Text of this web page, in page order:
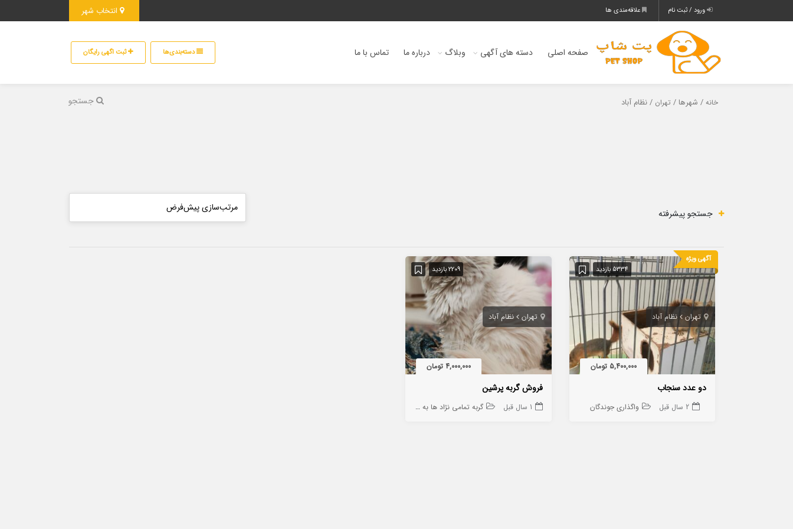
ورود / ثبت نام علاقه‌مندی ها
صفحه اصلی دسته های آگهی وبلاگ درباره ما تماس با ما دسته‌بندی‌ها ثبت اگهی رایگان
جستجو خانه / شهرها / تهران / نظام آباد
جستجو پیشرفته
آگهی ویژه
5334 بازدید
تهران نظام آباد
5,400,000 تومان
دو عدد سنجاب
2 سال قبل واگذاری جوندگان
2209 بازدید
تهران نظام آباد
4,000,000 تومان
فروش گربه پرشین
1 سال قبل گربه تمامی نژاد ها به جز DSH